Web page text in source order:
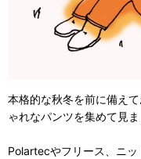
本格的な秋冬を前に備え
ゃれなパンツを集めて見ま
Polartecやフリース、ニ